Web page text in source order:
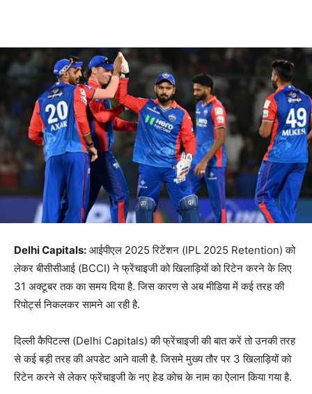
Delhi Capitals: आईपीएल 2025 रिटेंशन (IPL 2025 Retention) को
लेकर बीसीसीआई (BCCI) ने फ्रेंचाइजी को खिलाड़ियों को रिटेन करने के लिए
31 अक्टूबर तक का समय दिया है. जिस कारण से अब मीडिया में कई तरह की
रिपोर्ट्स निकलकर सामने आ रही है.
दिल्ली कैपिटल्स (Delhi Capitals) की फ्रेंचाइजी की बात करें तो उनकी तरह
से कई बड़ी तरह की अपडेट आने वाली है. जिसमे मुख्य तौर पर 3 खिलाड़ियों को
रिटेन करने से लेकर फ्रेंचाइजी के नए हेड कोच के नाम का ऐलान किया गया है.